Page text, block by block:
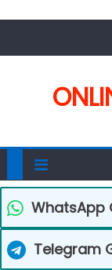
WhatsApp
Telegram